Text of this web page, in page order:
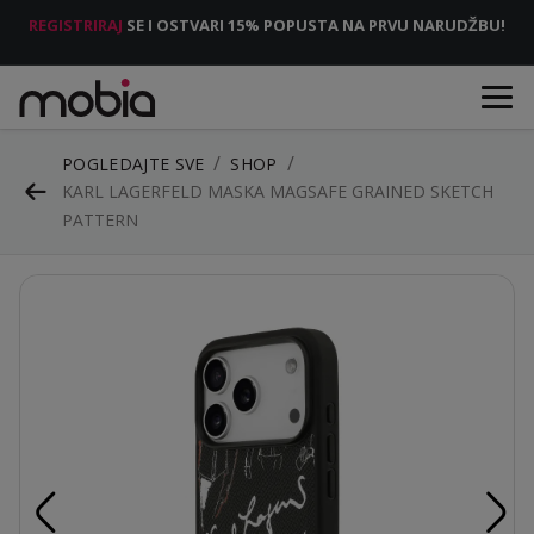
REGISTRIRAJ SE I OSTVARI 15% POPUSTA NA PRVU NARUDŽBU!
POGLEDAJTE SVE
SHOP
KARL LAGERFELD MASKA MAGSAFE GRAINED SKETCH
PATTERN